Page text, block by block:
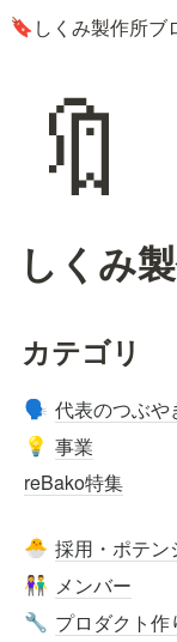
🔖 しくみ製作所ブ
🔖
しくみ
カテゴリ
🗣️ 代表のつぶや
💡 事業
reBako特集
🐣 採用・ポテン
👫 メンバー
🔧 プロダクト作